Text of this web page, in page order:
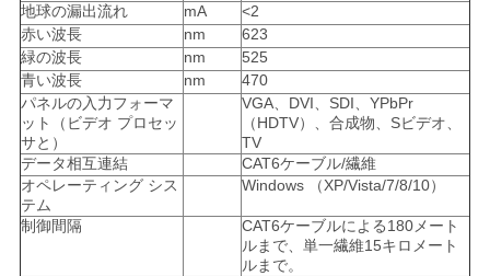
地球の漏出流れ
mA
<2
赤い波長
nm
623
緑の波長
nm
525
青い波長
nm
470
パネルの入力フォーマ
ット（ビデオ プロセッ
サと）
VGA、DVI、SDI、YPbPr
（HDTV）、合成物、Sビデオ、
TV
データ相互連結
CAT6ケーブル/繊維
オペレーティング シス
テム
Windows （XP/Vista/7/8/10）
制御間隔
CAT6ケーブルによる180メート
ルまで、単一繊維15キロメート
ルまで。